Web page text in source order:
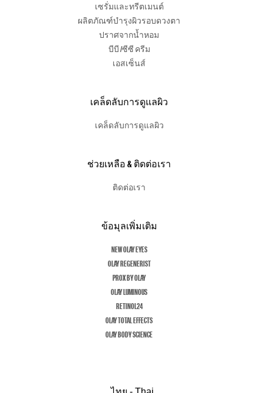
เซรั่มและทรีตเมนต์
ผลิตภัณฑ์บำรุงผิวรอบดวงตา
ปราศจากน้ำหอม
บีบี /ซีซี ครีม
เอสเซ็นส์
เคล็ดลับการดูแลผิว
เคล็ดลับการดูแลผิว
ช่วยเหลือ & ติดต่อเรา
ติดต่อเรา
ข้อมุลเพิ่มเติม
NEW OLAY EYES
OLAY REGENERIST
PROX BY OLAY
OLAY LUMINOUS
RETINOL24
OLAY TOTAL EFFECTS
OLAY BODY SCIENCE